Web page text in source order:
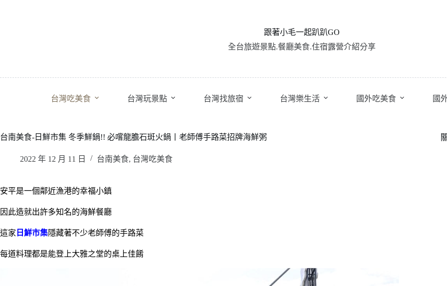
跟著小毛一起趴趴GO
全台旅遊景點.餐廳美食.住宿露營介紹分享
台灣吃美食 台灣玩景點 台灣找旅宿 台灣樂生活 國外吃美食 國
台南美食-日鮮市集 冬季鮮鍋!! 必嚐龍膽石斑火鍋丨老師傅手路菜招牌海鮮粥
2022 年 12 月 11 日 台南美食, 台灣吃美食
安平是一個鄰近漁港的幸福小鎮
因此造就出許多知名的海鮮餐廳
這家 日鮮市集隱藏著不少老師傅的手路菜
每道料理都是能登上大雅之堂的桌上佳餚